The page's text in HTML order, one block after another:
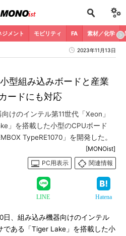
ジメント モビリティ FA 素材／化学
2023年11月13日
型組み込みボードと産業
ードにも対応
けのインテル第11世代「Xeon」
」を搭載した小型のCPUボード
TypeRE1070」を開発した。
[MONOist]
PC用表示
関連情報
LINE Hatena
、組み込み機器向けのインテル
である「Tiger Lake」を搭載した小